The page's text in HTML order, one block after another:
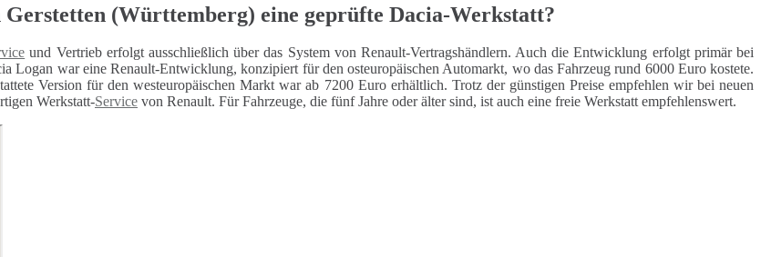
(Württemberg) eine geprüfte Dacia-Werkstatt?
und Vertrieb erfolgt ausschließlich über das System von Renault-Vertragshändlern. Auch die Entwicklung erfolgt primär bei
Logan war eine Renault-Entwicklung, konzipiert für den osteuropäischen Automarkt, wo das Fahrzeug rund 6000 Euro kostete.
Version für den westeuropäischen Markt war ab 7200 Euro erhältlich. Trotz der günstigen Preise empfehlen wir bei neuen
Werkstatt-Service von Renault. Für Fahrzeuge, die fünf Jahre oder älter sind, ist auch eine freie Werkstatt empfehlenswert.